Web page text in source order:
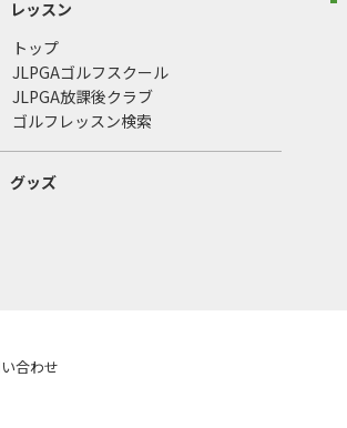
レッスン
トップ
JLPGAゴルフスクール
JLPGA放課後クラブ
ゴルフレッスン検索
グッズ
合わせ